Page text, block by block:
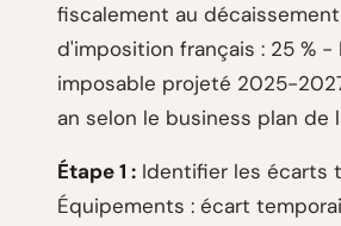
fiscalement au
d'imposition français : 25 % -
imposable projeté 2025-
an selon le business plan de
Étape 1 : Identifier les écarts
Équipements : écart